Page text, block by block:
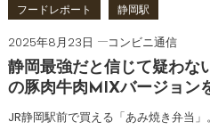
フードレポート
静岡駅
2025年8月23日
コンビニ通信
静岡最強だと信じて疑わな
の豚肉牛肉MIXバージョン
JR静岡駅前で買える「あみ焼き弁当